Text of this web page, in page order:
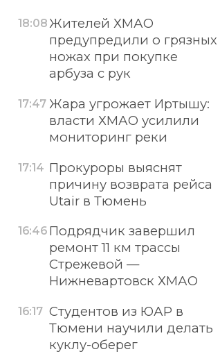
18:08Жителей ХМАО
предупредили о грязных
ножах при покупке
арбуза с рук
17:47 Жара угрожает Иртышу:
власти ХМАО усилили
мониторинг реки
17:14 Прокуроры выяснят
причину возврата рейса
Utair в Тюмень
16:46 Подрядчик завершил
ремонт 11 км трассы
Стрежевой —
Нижневартовск ХМАО
16:17 Студентов из ЮАР в
Тюмени научили делать
куклу-оберег